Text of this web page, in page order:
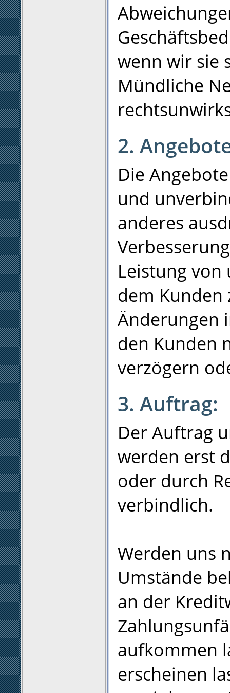
wenn wir sie
Mündliche
2.
Die
und
anderes
Leistung von
dem
Änderungen
den Kunden
verzögern
3. Auftrag:
Der Auftrag
werden erst
oder durch
verbindlich.
Werden uns
Umstände
an der
aufkommen
erscheinen